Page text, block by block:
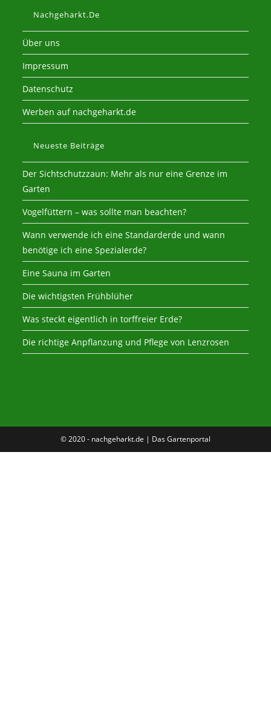
Nachgeharkt.de
Über uns
Impressum
Datenschutz
Werben auf nachgeharkt.de
Neueste Beiträge
Der Sichtschutzzaun: Mehr als nur eine Grenze im
Garten
Vogelfüttern – was sollte man beachten?
Wann verwende ich eine Standarderde und wann
benötige ich eine Spezialerde?
Eine Sauna im Garten
Die wichtigsten Frühblüher
Was steckt eigentlich in torffreier Erde?
Die richtige Anpflanzung und Pflege von Lenzrosen
© 2020 - nachgeharkt.de | Das Gartenportal